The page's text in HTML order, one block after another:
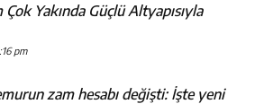
Yakında Güçlü Altyapısıyla
pm
zam hesabı değişti: İşte yeni